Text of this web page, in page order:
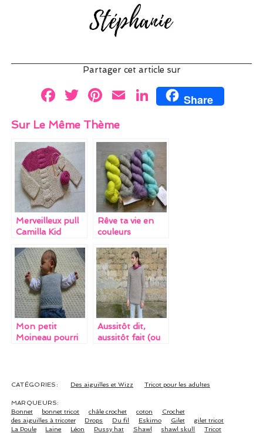
Partager cet article sur
F
a
ce
b
o
o
k
T
w
itt
Pi
er
es
t
E
l
Li
dI
n
Share
Sur Le Même Thème
Merveilleux pull
Camilla Kid
Rêve ta vie en
couleurs
Mon petit
Moineau pourri
Aussitôt dit,
aussitôt fait (ou
CATÉGORIES: Des aiguilles et Wizz Tricot pour les adultes
MARQUEURS:
Bonnet
bonnet tricot châle crochet coton
Crochet
des aiguilles à tricoter
Drops Du fil Eskimo Gilet
gilet tricot
La Poule
Laine Léon Pussy hat Shawl shawl skull
Tricot